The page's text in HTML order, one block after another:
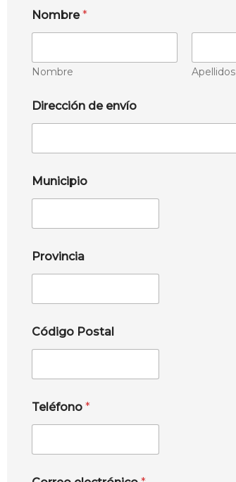
Nombre*
Nombre Apellidos
Dirección de envío
Municipio
Provincia
Código Postal
Teléfono *